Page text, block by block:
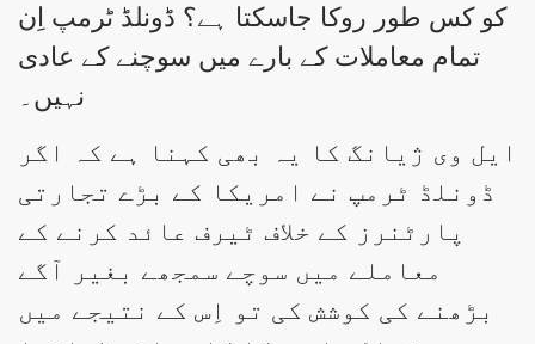
کو کس طور روکا جاسکتا ہے؟ ڈونلڈ ٹرمپ اِن
تمام معاملات کے بارے میں سوچنے کے عادی
نہیں۔
ایل وی ژیانگ کا یہ بھی کہنا ہے کہ اگر
ڈونلڈ ٹرمپ نے امریکا کے بڑے تجارتی
پارٹنرز کے خلاف ٹیرف عائد کرنے کے
معاملے میں سوچے سمجھے بغیر آگے
بڑھنے کی کوشش کی تو اِس کے نتیجے میں